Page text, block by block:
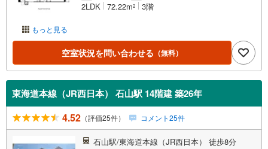
もっと見る
2LDK 72.22m2 3階
空室状況を問い合わせる （無料）
東海道本線（JR西日本） 石山駅 14階建 築26年
4.52 （評価25件） コメント25件
石山駅/東海道本線（JR西日本） 徒歩8分